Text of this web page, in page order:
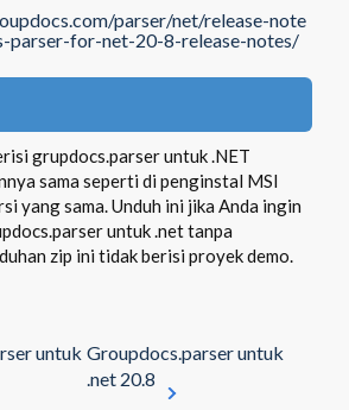
parser/net/release-note
parser-for-net-20-8-release-notes/
grupdocs.parser untuk .NET
sama seperti di penginstal MSI
yang sama. Unduh ini jika Anda ingin
untuk .net tanpa
zip ini tidak berisi proyek demo.
untuk Groupdocs.parser untuk
.net 20.8